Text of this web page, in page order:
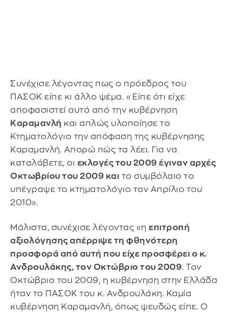
Συνέχισε λέγοντας πως ο πρόεδρος του
ΠΑΣΟΚ είπε κι άλλο ψέμα. «Είπε ότι είχε
αποφασιστεί αυτό από την κυβέρνηση
Καραμανλή και απλώς υλοποίησε το
Κτηματολόγιο την απόφαση της κυβέρνησης
Καραμανλή. Απορώ πώς τα λέει. Για να
καταλάβετε, οι εκλογές του 2009 έγιναν αρχές
Οκτωβρίου του 2009 και το συμβόλαιο το
υπέγραψε το κτηματολόγιο τον Απρίλιο του
2010».
Μάλιστα, συνέχισε λέγοντας «η επιτροπή
αξιολόγησης απέρριψε τη φθηνότερη
προσφορά από αυτή που είχε προσφέρει ο κ.
Ανδρουλάκης, τον Οκτώβριο του 2009. Τον
Οκτώβριο του 2009, η κυβέρνηση στην Ελλάδα
ήταν το ΠΑΣΟΚ του κ. Ανδρουλάκη. Καμία
κυβέρνηση Καραμανλή, όπως ψευδώς είπε. Ο